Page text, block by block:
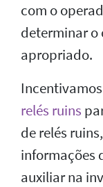
com o
determinar o
apropriado.
relés ruins
de relés
informações
auxiliar na